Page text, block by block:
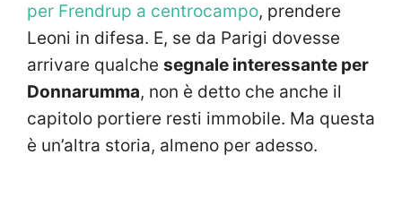
per Frendrup a centrocampo, prendere
Leoni in difesa. E, se da Parigi dovesse
arrivare qualche segnale interessante per
Donnarumma, non è detto che anche il
capitolo portiere resti immobile. Ma questa
è un’altra storia, almeno per adesso.